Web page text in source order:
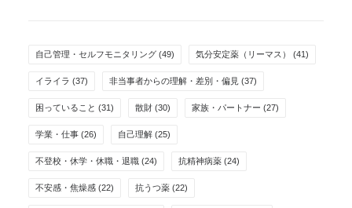
自己管理・セルフモニタリング (49) 気分安定薬（リーマス） (41)
イライラ (37) 非当事者からの理解・差別・偏見 (37)
困っていること (31) 散財 (30) 家族・パートナー (27)
学業・仕事 (26) 自己理解 (25)
不登校・休学・休職・退職 (24) 抗精神病薬 (24)
不安感・焦燥感 (22) 抗うつ薬 (22)